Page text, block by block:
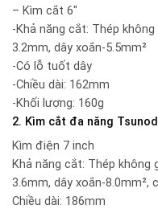
– Kìm cắt 6″
-Khả năng cắt: Thép
3.2mm, dây xoắn-5.5mm²
-Có lỗ tuốt dây
-Chiều dài: 162mm
-Khối lượng: 160g
2. Kìm cắt đa năng
Kìm điện 7 inch
Khả năng cắt: Thép
3.6mm, dây xoắn-8.0mm²,
Chiều dài: 186mm